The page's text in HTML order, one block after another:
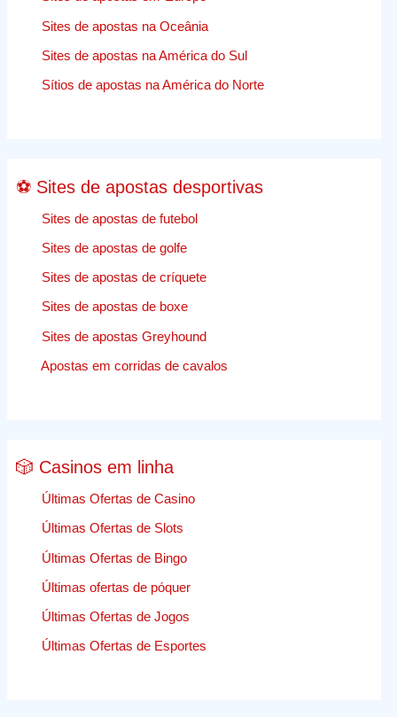
Sites de apostas na Oceânia
Sites de apostas na América do Sul
Sítios de apostas na América do Norte
⚽ Sites de apostas desportivas
Sites de apostas de futebol
Sites de apostas de golfe
Sites de apostas de críquete
Sites de apostas de boxe
Sites de apostas Greyhound
Apostas em corridas de cavalos
🎲 Casinos em linha
Últimas Ofertas de Casino
Últimas Ofertas de Slots
Últimas Ofertas de Bingo
Últimas ofertas de póquer
Últimas Ofertas de Jogos
Últimas Ofertas de Esportes